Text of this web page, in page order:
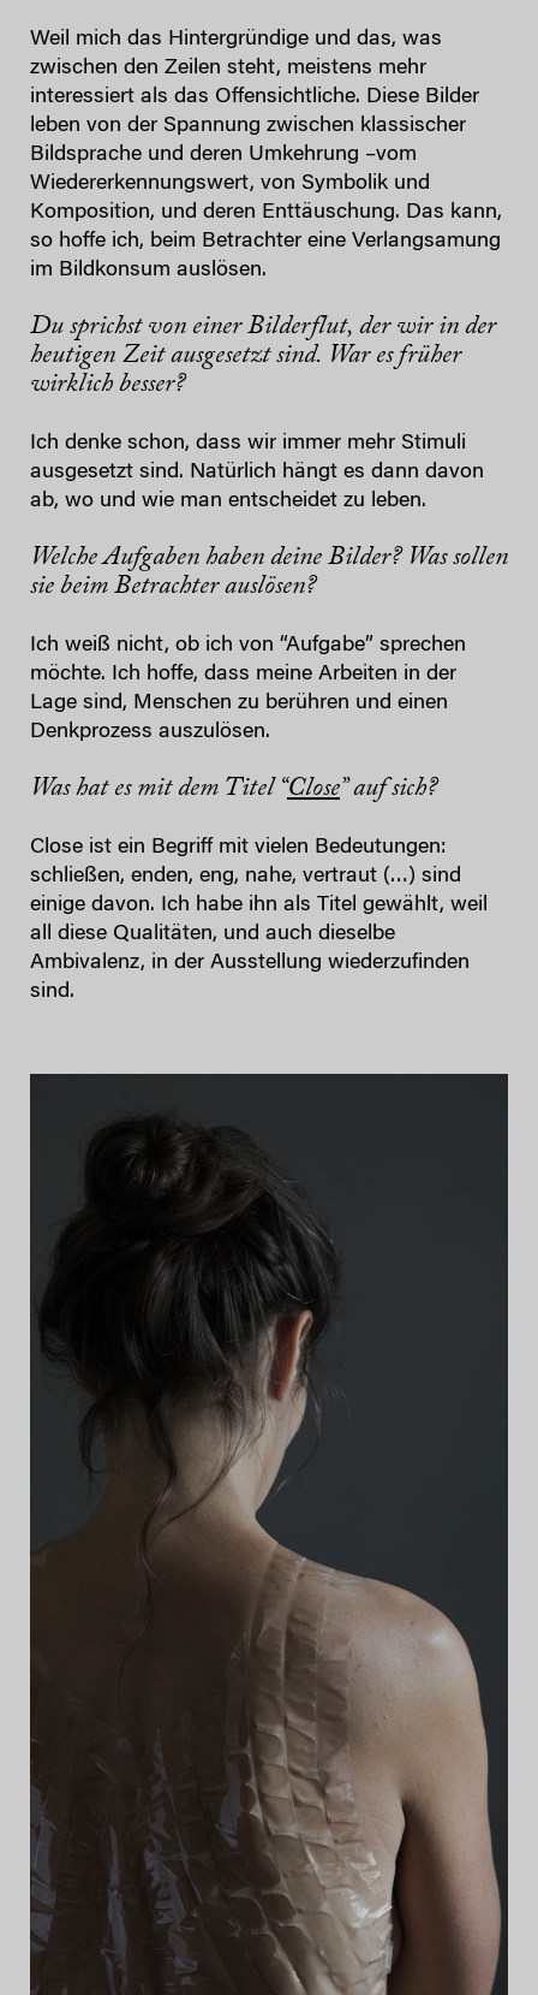
Weil mich das Hintergründige und das, was
zwischen den Zeilen steht, meistens mehr
interessiert als das Offensichtliche. Diese Bilder
leben von der Spannung zwischen klassischer
Bildsprache und deren Umkehrung –vom
Wiedererkennungswert, von Symbolik und
Komposition, und deren Enttäuschung. Das kann,
so hoffe ich, beim Betrachter eine Verlangsamung
im Bildkonsum auslösen.
Du sprichst von einer Bilderflut, der wir in der
heutigen Zeit ausgesetzt sind. War es früher
wirklich besser?
Ich denke schon, dass wir immer mehr Stimuli
ausgesetzt sind. Natürlich hängt es dann davon
ab, wo und wie man entscheidet zu leben.
Welche Aufgaben haben deine Bilder? Was sollen
sie beim Betrachter auslösen?
Ich weiß nicht, ob ich von “Aufgabe” sprechen
möchte. Ich hoffe, dass meine Arbeiten in der
Lage sind, Menschen zu berühren und einen
Denkprozess auszulösen.
Was hat es mit dem Titel “Close” auf sich?
Close ist ein Begriff mit vielen Bedeutungen:
schließen, enden, eng, nahe, vertraut (…) sind
einige davon. Ich habe ihn als Titel gewählt, weil
all diese Qualitäten, und auch dieselbe
Ambivalenz, in der Ausstellung wiederzufinden
sind.